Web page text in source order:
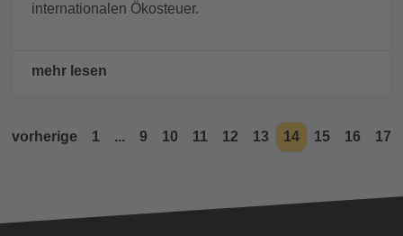
internationalen Ökosteuer.
mehr lesen
vorherige 1 ... 9 10 11 12 13 14 15 16 17